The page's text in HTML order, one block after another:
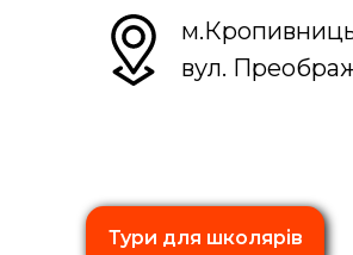
Тури для школярів
вул.